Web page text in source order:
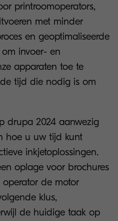
printroomoperators,
met minder
en geoptimaliseerde
invoer- en
apparaten toe te
tijd die nodig is om
drupa 2024 aanwezig
hoe u uw tijd kunt
inkjetoplossingen.
oplage voor brochures
de motor
klus,
de huidige taak op